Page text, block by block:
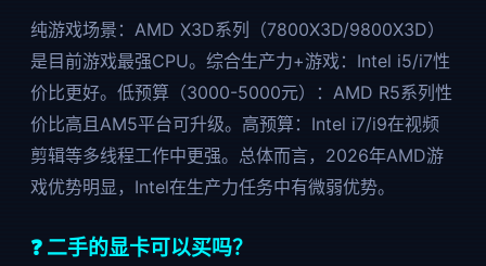
纯游戏场景：AMD X3D系列（7800X3D/9800X3D）
是目前游戏最强CPU。综合生产力+游戏：Intel i5/i7性
价比更好。低预算（3000-5000元）：AMD R5系列性
价比高且AM5平台可升级。高预算：Intel i7/i9在视频
剪辑等多线程工作中更强。总体而言，2026年AMD游
戏优势明显，Intel在生产力任务中有微弱优势。
❓ 二手的显卡可以买吗？